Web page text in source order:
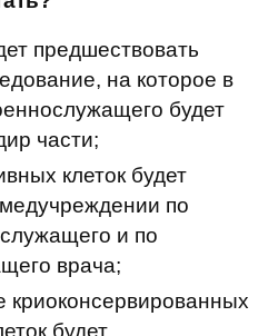
предшествовать
на которое в
будет
части;
клеток будет
по
и по
врача;
криоконсервированных
будет